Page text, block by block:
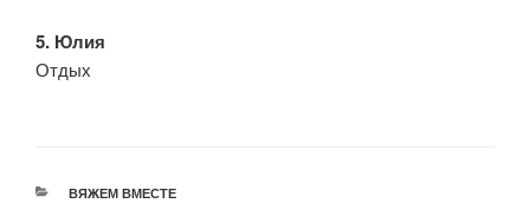
5. Юлия
Отдых
РУБРИКИ
ВЯЖЕМ ВМЕСТЕ